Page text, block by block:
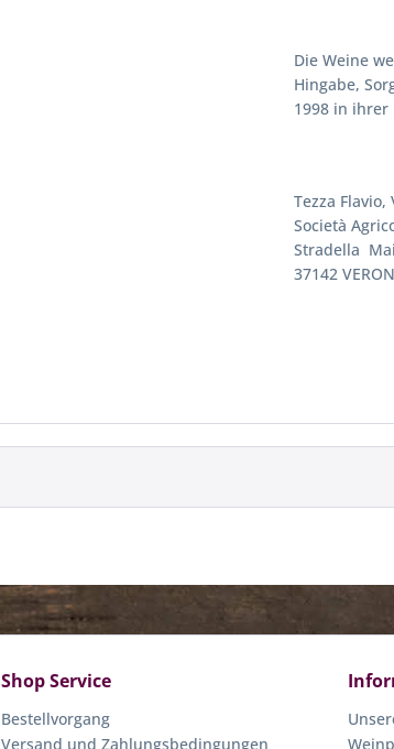
Die Weine
Hingabe,
1998 in ihrer
Tezza Flavio,
Società
Stradella
37142
Shop Service
Bestellvorgang
Versand und Zahlungsbedingungen